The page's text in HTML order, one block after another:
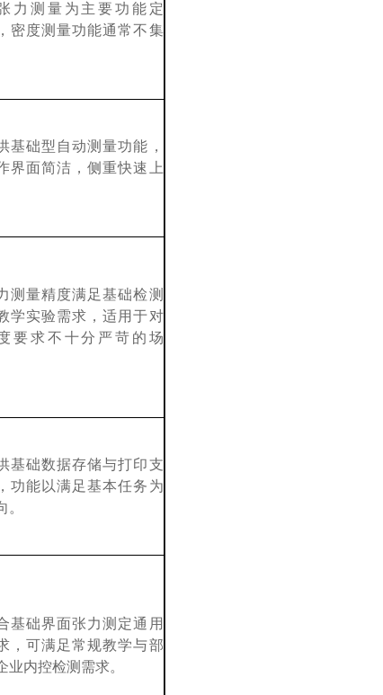
力测量为主要功能定
密度测量功能通常不集
基础型自动测量功能，
界面简洁，侧重快速上
测量精度满足基础检测
学实验需求，适用于对
要求不十分严苛的场
基础数据存储与打印支
功能以满足基本任务为
。
基础界面张力测定通用
，可满足常规教学与部
业内控检测需求。